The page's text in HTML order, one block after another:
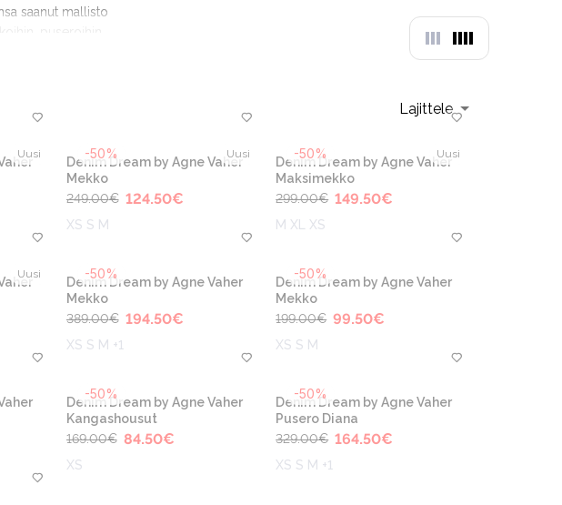
saanut mallisto
Lajittele
Uusi -50% Uusi
Denim Dream by Agne Vaher
Mekko
249.00€ 124.50€
XS S M
-50% Uusi
Denim Dream by Agne Vaher
Maksimekko
299.00€ 149.50€
M XL XS
Uusi -50%
Denim Dream by Agne Vaher
Mekko
389.00€ 194.50€
XS S M +1
-50%
Denim Dream by Agne Vaher
Mekko
199.00€ 99.50€
XS S M
-50%
Denim Dream by Agne Vaher
Kangashousut
169.00€ 84.50€
XS
-50%
Denim Dream by Agne Vaher
Pusero Diana
329.00€ 164.50€
XS S M +1